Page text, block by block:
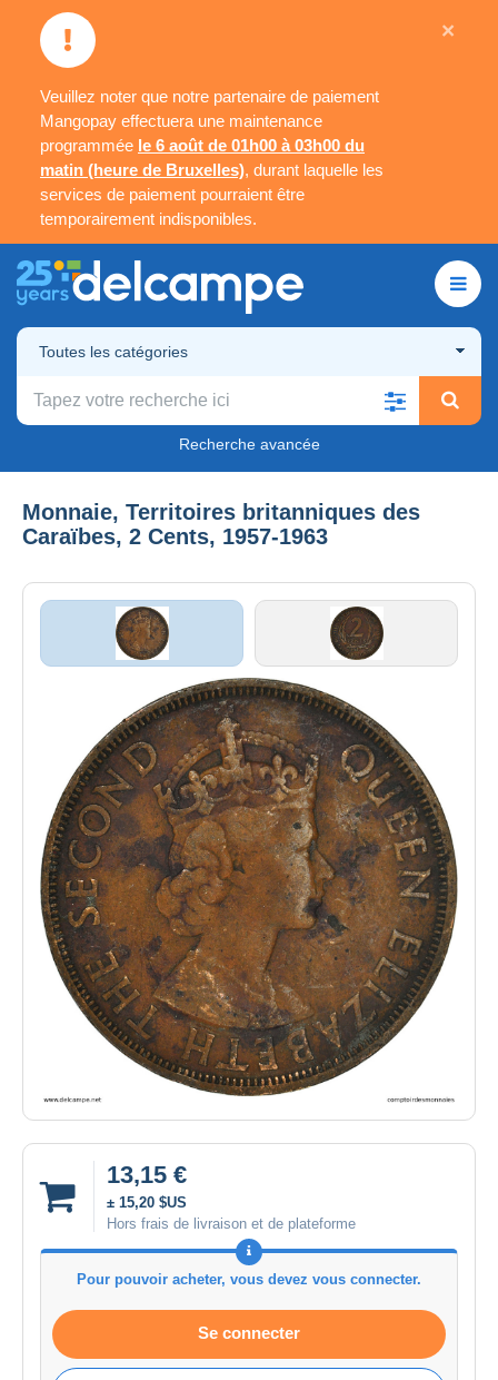
Veuillez noter que notre partenaire de paiement
Mangopay effectuera une maintenance
programmée le 6 août de 01h00 à 03h00 du
matin (heure de Bruxelles), durant laquelle les
services de paiement pourraient être
temporairement indisponibles.
×
Toutes les catégories
Recherche avancée
Monnaie, Territoires britanniques des
Caraïbes, 2 Cents, 1957-1963
13,15 €
± 15,20 $US
Hors frais de livraison et de plateforme
Pour pouvoir acheter, vous devez vous connecter.
Se connecter